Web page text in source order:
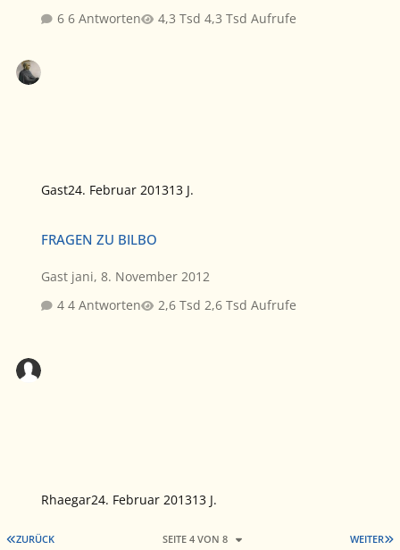
6 Antworten
4,3 Tsd Aufrufe
Gast24. Februar 201313 J.
FRAGEN ZU BILBO
Gast jani,8. November 2012
4 Antworten
2,6 Tsd Aufrufe
Rhaegar24. Februar 201313 J.
ERSTE SEITE
ZURÜCK WEITER
SEITE 4 VON 8